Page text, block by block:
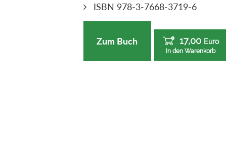
ISBN 978-3-7668-3719-6
Zum Buch 17,00 Euro
In den Warenkorb